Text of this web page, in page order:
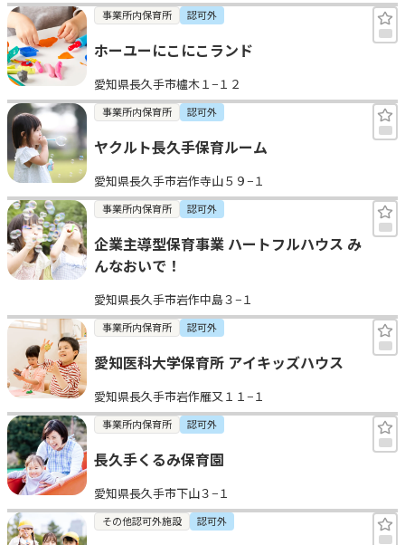
事業所内保育所 認可外
ホーユーにこにこランド
愛知県長久手市櫨木１−１２
事業所内保育所 認可外
ヤクルト長久手保育ルーム
愛知県長久手市岩作寺山５９−１
事業所内保育所 認可外
企業主導型保育事業 ハートフルハウス み
んなおいで！
愛知県長久手市岩作中島３−１
事業所内保育所 認可外
愛知医科大学保育所 アイキッズハウス
愛知県長久手市岩作雁又１１−１
事業所内保育所 認可外
長久手くるみ保育園
愛知県長久手市下山３−１
その他認可外施設 認可外